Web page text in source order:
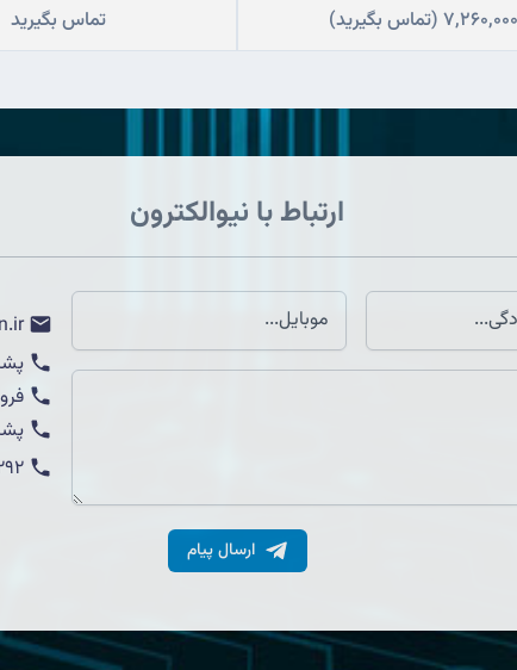
7,260,000 (تماس بگیرید) تماس بگیرید
ارتباط با نیوالکترون
ارسال پیام